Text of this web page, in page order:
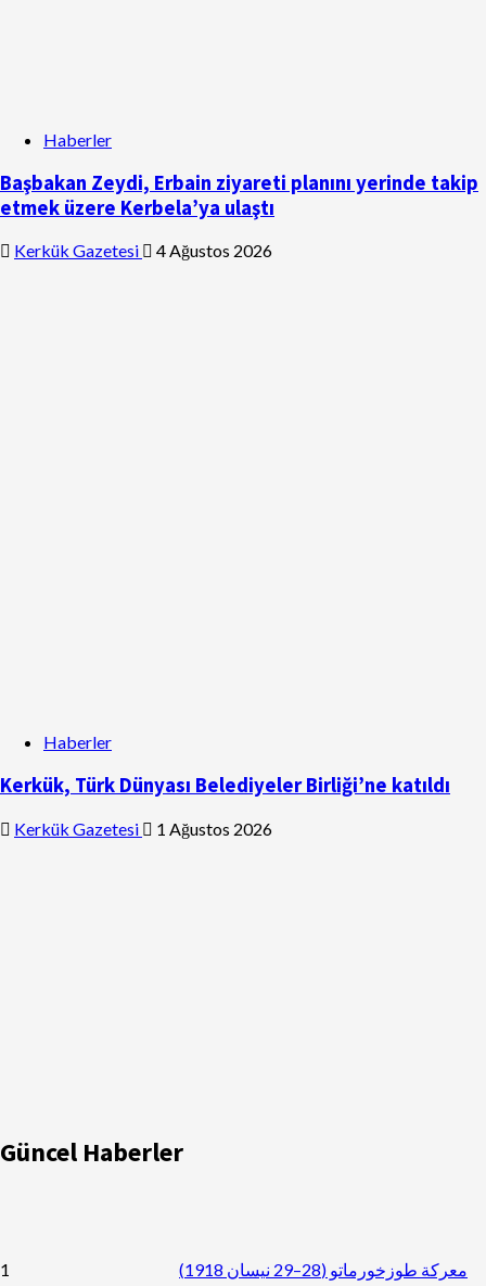
Haberler
Başbakan Zeydi, Erbain ziyareti planını yerinde takip
etmek üzere Kerbela’ya ulaştı
Kerkük Gazetesi 4 Ağustos 2026
Haberler
Kerkük, Türk Dünyası Belediyeler Birliği’ne katıldı
Kerkük Gazetesi 1 Ağustos 2026
Güncel Haberler
معركة طوزخورماتو (28–29 نيسان 1918) 1